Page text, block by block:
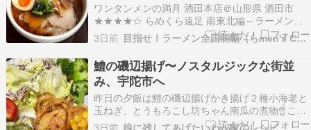
ワンタンメンの満月 酒田本店＠山形県 酒田市
★★★★☆ らめくら遠足 南東北編～ラーメン王
国山形へ～８軒目営業時間ギリギリに滑り込みセ
ーフ✨ずっと行きたかった「ワンタンメンの満月
酒田本店」さんへ初訪問????オーダーしたのは、
6/3から提供が始まったばかりの夏の風物詩「冷
やしワ…
3日前 目指せ！ラーメン全国制覇（らmen's CLUB）
鱧の磯辺揚げ〜ノスタルジックな街並
み、宇陀市へ
昨日の夕飯は鱧の磯辺揚げかき揚げ２種小海老と
玉ねぎ、とうもろこし坊ちゃん南瓜の煮物☝️この
南瓜、とても美味しかったﾃﾞｽ????焼き茄子お味
3日前 娘に残してあげたいわが家のレシピ